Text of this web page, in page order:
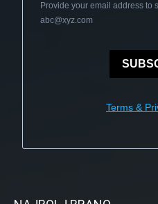
Provide your email address to
abc@xyz.com
Terms &